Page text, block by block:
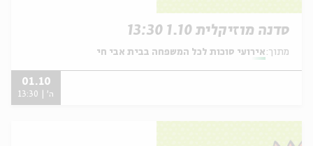
סדנה מוזיקלית 1.10 13:30
מתוך: אירועי סוכות לכל המשפחה בבית אבי חי
01.10
ה' | 13:30